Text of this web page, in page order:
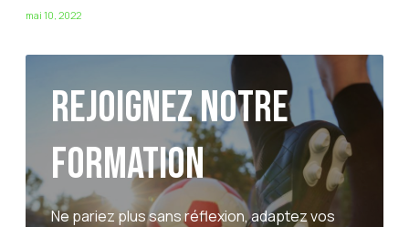
mai 10, 2022
Rejoignez notre
formation
Ne pariez plus sans réflexion, adaptez vos